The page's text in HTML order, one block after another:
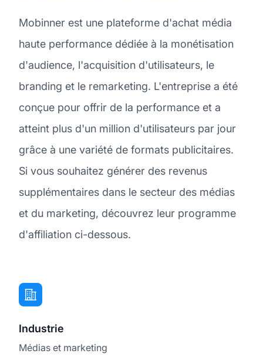
Mobinner est une plateforme d'achat média
haute performance dédiée à la monétisation
d'audience, l'acquisition d'utilisateurs, le
branding et le remarketing. L'entreprise a été
conçue pour offrir de la performance et a
atteint plus d'un million d'utilisateurs par jour
grâce à une variété de formats publicitaires.
Si vous souhaitez générer des revenus
supplémentaires dans le secteur des médias
et du marketing, découvrez leur programme
d'affiliation ci-dessous.
Industrie
Médias et marketing